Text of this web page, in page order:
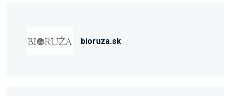
bioruza.sk